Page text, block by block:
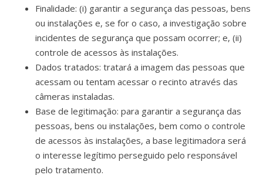
Finalidade: (i) garantir a segurança das pessoas, bens
ou instalações e, se for o caso, a investigação sobre
incidentes de segurança que possam ocorrer; e, (ii)
controle de acessos às instalações.
Dados tratados: tratará a imagem das pessoas que
acessam ou tentam acessar o recinto através das
câmeras instaladas.
Base de legitimação: para garantir a segurança das
pessoas, bens ou instalações, bem como o controle
de acessos às instalações, a base legitimadora será
o interesse legítimo perseguido pelo responsável
pelo tratamento.